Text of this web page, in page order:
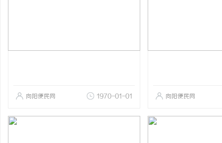
向阳便民网 1970-01-01 向阳便民网